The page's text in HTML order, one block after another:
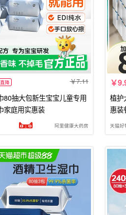
降 7.11
80抽大包新生宝宝儿童专用
家庭用实惠装
阿里健康大药房
植护
惠装
天猫好